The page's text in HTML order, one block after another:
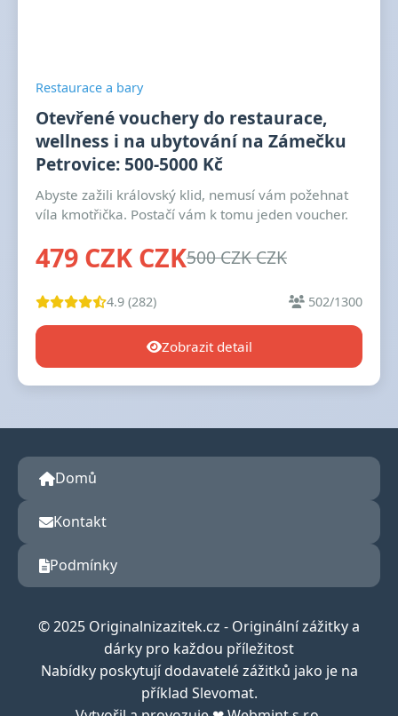
Restaurace a bary
Otevřené vouchery do restaurace,
wellness i na ubytování na Zámečku
Petrovice: 500-5000 Kč
Abyste zažili královský klid, nemusí vám požehnat
víla kmotřička. Postačí vám k tomu jeden voucher.
479 CZK CZK500 CZK CZK
4.9 (282) 502/1300
Zobrazit detail
Domů
Kontakt
Podmínky
© 2025 Originalnizazitek.cz - Originální zážitky a
dárky pro každou příležitost
Nabídky poskytují dodavatelé zážitků jako je na
příklad Slevomat.